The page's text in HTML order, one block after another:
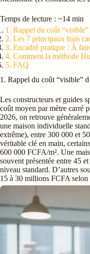
Temps de lecture : ~14 min
1. Rappel du coût
2. Les 7 principaux frais
3. Encadré pratique : À
4. Comment la méthode
5. FAQ
1. Rappel du coût “visible”
Les constructeurs et guides
coût moyen par mètre carré
2026, on retrouve
une maison individuelle
extrême), entre 300 000 et
véritable clé en main,
600 000 FCFA/m². Une
souvent présentée entre 45
niveau standard. D’autres
15 à 30 millions FCFA